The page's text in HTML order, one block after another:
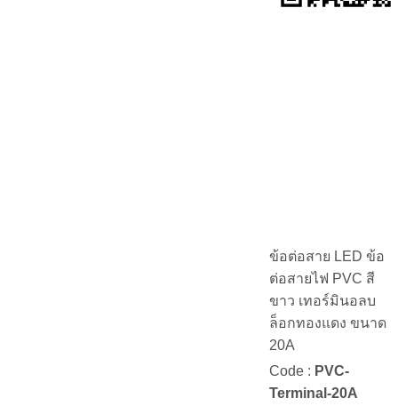
ข้อต่อสาย LED ข้อ
ต่อสายไฟ PVC สี
ขาว เทอร์มินอลบ
ล็อกทองแดง ขนาด
20A
Code : PVC-
Terminal-20A